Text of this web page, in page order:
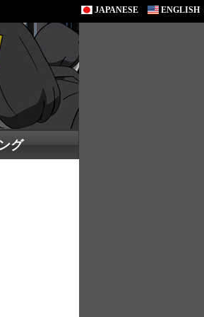
JAPANESE ENGLISH
グ